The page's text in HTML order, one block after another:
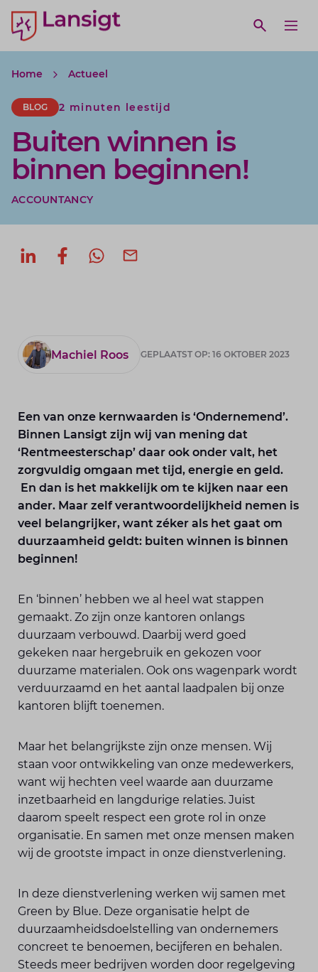
Lansigt Accountants logo
Open
search website
Home Actueel
BLOG 2 minuten leestijd
Buiten winnen is
binnen beginnen!
ACCOUNTANCY
Deel op LinkedIn
Deel op Facebook
Machiel Roos GEPLAATST OP: 16 OKTOBER 2023
Een van onze kernwaarden is ‘Ondernemend’.
Binnen Lansigt zijn wij van mening dat
‘Rentmeesterschap’ daar ook onder valt, het
zorgvuldig omgaan met tijd, energie en geld.
En dan is het makkelijk om te kijken naar een
ander. Maar zelf verantwoordelijkheid nemen is
veel belangrijker, want zéker als het gaat om
duurzaamheid geldt: buiten winnen is binnen
beginnen!
En ‘binnen’ hebben we al heel wat stappen
gemaakt. Zo zijn onze kantoren onlangs
duurzaam verbouwd. Daarbij werd goed
gekeken naar hergebruik en gekozen voor
duurzame materialen. Ook ons wagenpark wordt
verduurzaamd en het aantal laadpalen bij onze
kantoren blijft toenemen.
Maar het belangrijkste zijn onze mensen. Wij
staan voor ontwikkeling van onze medewerkers,
want wij hechten veel waarde aan duurzame
inzetbaarheid en langdurige relaties. Juist
daarom speelt respect een grote rol in onze
organisatie. En samen met onze mensen maken
wij de grootste impact in onze dienstverlening.
In deze dienstverlening werken wij samen met
Green by Blue. Deze organisatie helpt de
duurzaamheidsdoelstelling van ondernemers
concreet te benoemen, becijferen en behalen.
Steeds meer bedrijven worden door regelgeving